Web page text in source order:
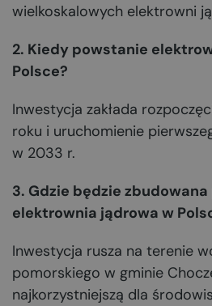
wielkoskalowych elektrowni
2. Kiedy powstanie
Polsce?
Inwestycja zakłada
roku i uruchomienie
w 2033 r.
3. Gdzie będzie
elektrownia jądrowa w
Inwestycja rusza na terenie
pomorskiego w gminie
najkorzystniejszą dla